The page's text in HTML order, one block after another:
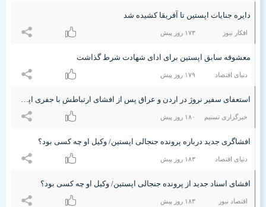
دایره جنایات اپستین تا آفریقا کشیده شد
افکار نیوز ۱۷٣ روز پیش
معشوقه سابق اپستین برای ادای شهادت شرط گذاشت
دنیای اقتصاد ۱۷٩ روز پیش
استعفای سفیر نروژ در اردن و عراق پس از افشای ارتباطش با جفری اپستین
خبرگزاری تسنیم ۱۸۰ روز پیش
افشاگری جدید درباره پرونده جنجالی اپستین/ وکیل او چه کسی بود؟
دنیای اقتصاد ۱۸٣ روز پیش
افشای اسناد جدید از پرونده جنجالی اپستین/ وکیل او چه کسی بود؟
اقتصاد نیوز ۱۸٣ روز پیش